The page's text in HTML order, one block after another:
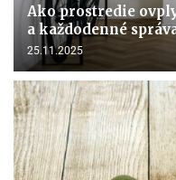
Ako prostredie
a každodenné
25.11.2025